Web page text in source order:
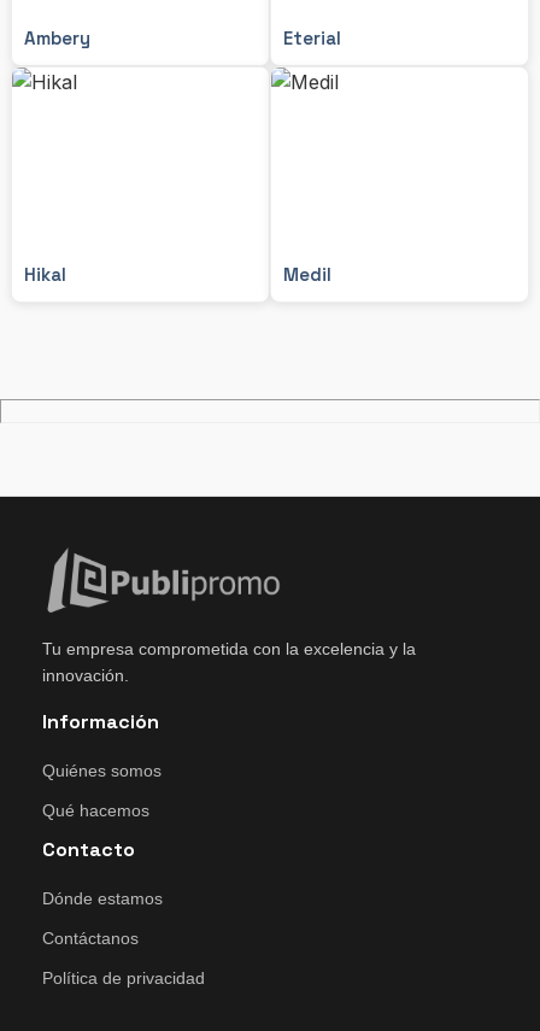
Ambery Eterial
Hikal Medil
Tu empresa comprometida con la excelencia y la
innovación.
Información
Quiénes somos
Qué hacemos
Contacto
Dónde estamos
Contáctanos
Política de privacidad